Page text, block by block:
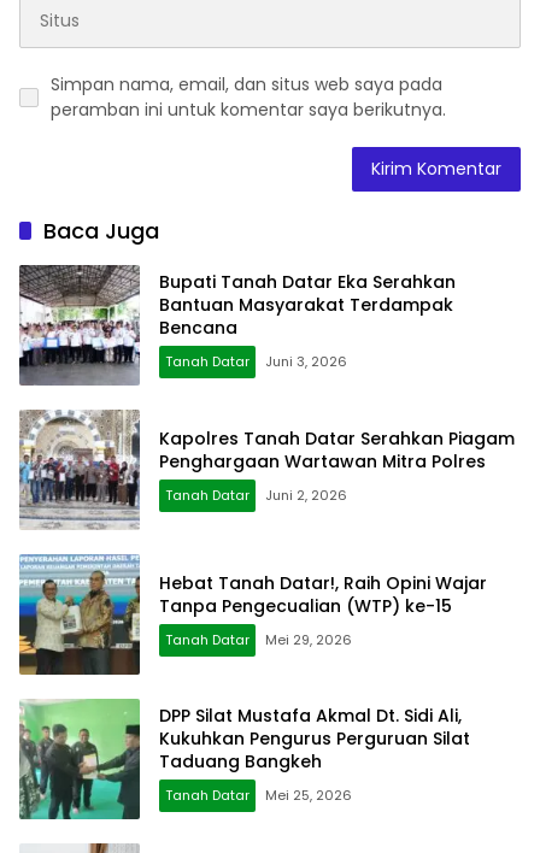
Simpan nama, email, dan situs web saya pada
peramban ini untuk komentar saya berikutnya.
Baca Juga
Bupati Tanah Datar Eka Serahkan
Bantuan Masyarakat Terdampak
Bencana
Tanah Datar Juni 3, 2026
Kapolres Tanah Datar Serahkan Piagam
Penghargaan Wartawan Mitra Polres
Tanah Datar Juni 2, 2026
Hebat Tanah Datar!, Raih Opini Wajar
Tanpa Pengecualian (WTP) ke-15
Tanah Datar Mei 29, 2026
DPP Silat Mustafa Akmal Dt. Sidi Ali,
Kukuhkan Pengurus Perguruan Silat
Taduang Bangkeh
Tanah Datar Mei 25, 2026